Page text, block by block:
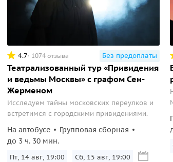
4.7 1074 отзыва Без предоплаты
Театрализованный тур «Привидения
и ведьмы Москвы» с графом Сен-
Жерменом
Исследуем тайны московских переулков и
встретимся с городскими привидениями.
На автобусе
Групповая сборная
до 3 ч. 30 мин.
Пт, 14 авг, 19:00 Сб, 15 авг, 19:00